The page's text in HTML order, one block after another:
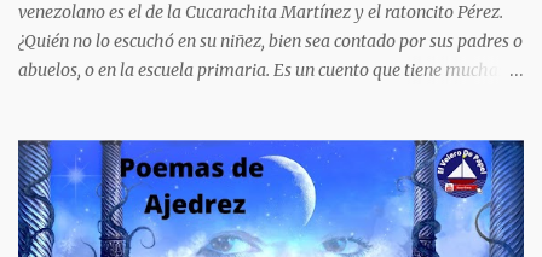
venezolano es el de la Cucarachita Martínez y el ratoncito Pérez.
¿Quién no lo escuchó en su niñez, bien sea contado por sus padres o
abuelos, o en la escuela primaria. Es un cuento que tiene muchas
hablaban, hace mucho, mucho tiempo, una Cucarachita llamada
Martínez que estaba barriendo el zaguán (porche) de su casa,
cuando vio algo que brillaba, se sorprendió y se emocionó al ver lo
que veían sus ojos, era un mediecito (moneda de cinco céntimos).